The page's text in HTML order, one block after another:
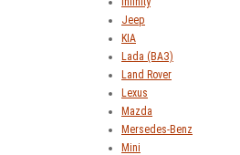
Jeep
KIA
Lada (ВАЗ)
Land Rover
Lexus
Mazda
Mersedes-Benz
Mini